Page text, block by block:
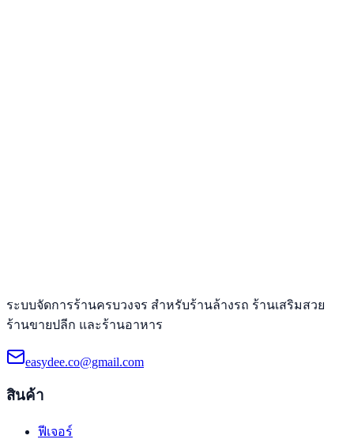
ระบบจัดการร้านครบวงจร สำหรับร้านล้างรถ ร้านเสริมสวย
ร้านขายปลีก และร้านอาหาร
easydee.co@gmail.com
สินค้า
ฟีเจอร์